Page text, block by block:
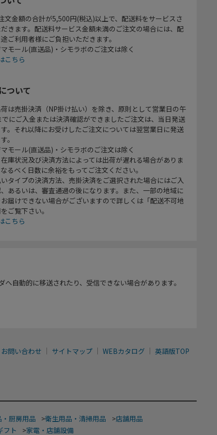
文金額の合計が5,500円(税込)以上で、配送料をサービスさ
きます。配送料サービス金額未満のご注文の場合には、配
ご利用者様にご負担いただきます。
モール(直送品)・シモラボのご注文は除く
こちら
ついて
は売掛決済（NP掛け払い）を除き、原則として営業日の午
にご入金または決済確認ができましたご注文は、当日発送
。それ以降にお受けしたご注文については翌営業日に発送
。
モール(直送品)・シモラボのご注文は除く
庫状況及び決済方法によっては出荷が遅れる場合がありま
るべく日数に余裕をもってご注文ください。
タイプの決済方法、売掛決済をご選択された場合にはご入
あるいは、審査通過の後になります。また、一部の地域に
届けできない場合がございますので詳しくは「配送不可地
ご覧下さい。
こちら
自動的に移送されたり、受信できない場合があります。
お問い合わせ サイトマップ WEBカタログ 英語版TOP
厨房用品 >衛生用品・清掃用品 >店舗用品
フト
>家電・店舗設備